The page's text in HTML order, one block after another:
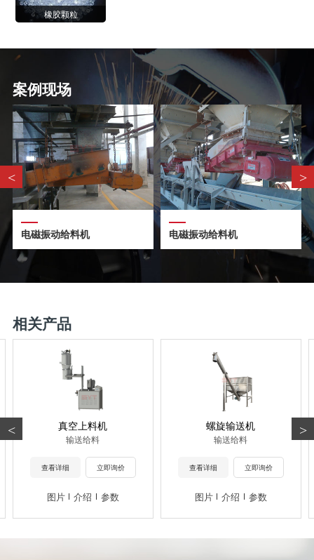
橡胶颗粒
案例现场
电磁振动给料机 电磁振动给料机
>
<
相关产品
真空上料机
输送给料
查看详细 立即询价
图片 介绍 参数
螺旋输送机
输送给料
查看详细 立即询价
图片 介绍 参数
>
<